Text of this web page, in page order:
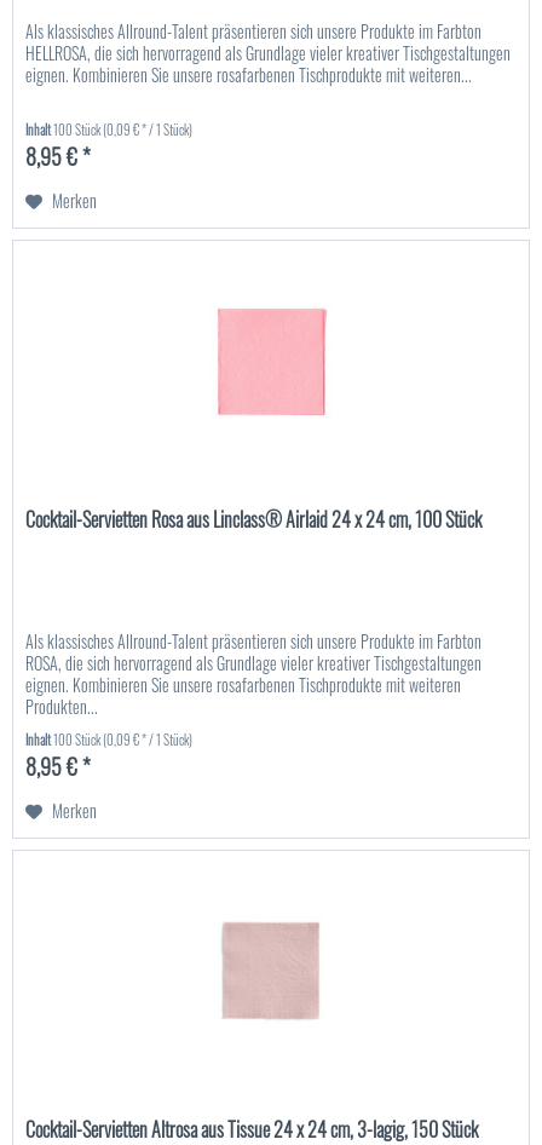
Als klassisches Allround-Talent präsentieren sich unsere Produkte im Farbton
HELLROSA, die sich hervorragend als Grundlage vieler kreativer Tischgestaltungen
eignen. Kombinieren Sie unsere rosafarbenen Tischprodukte mit weiteren...
Inhalt100 Stück(0,09 € * / 1 Stück)
8,95 € *
Merken
Cocktail-Servietten Rosa aus Linclass® Airlaid 24 x 24 cm, 100 Stück
Als klassisches Allround-Talent präsentieren sich unsere Produkte im Farbton
ROSA, die sich hervorragend als Grundlage vieler kreativer Tischgestaltungen
eignen. Kombinieren Sie unsere rosafarbenen Tischprodukte mit weiteren
Produkten...
Inhalt100 Stück(0,09 € * / 1 Stück)
8,95 € *
Merken
Cocktail-Servietten Altrosa aus Tissue 24 x 24 cm, 3-lagig, 150 Stück